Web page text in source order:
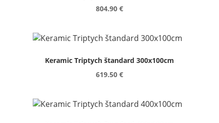
804.90 €
Keramic Triptych štandard 300x100cm
619.50 €